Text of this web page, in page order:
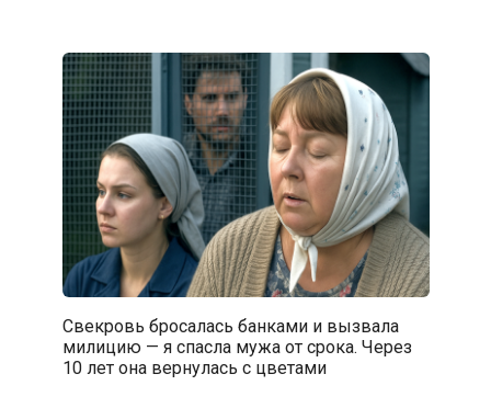
Свекровь бросалась банками и вызвала
милицию — я спасла мужа от срока. Через
10 лет она вернулась с цветами